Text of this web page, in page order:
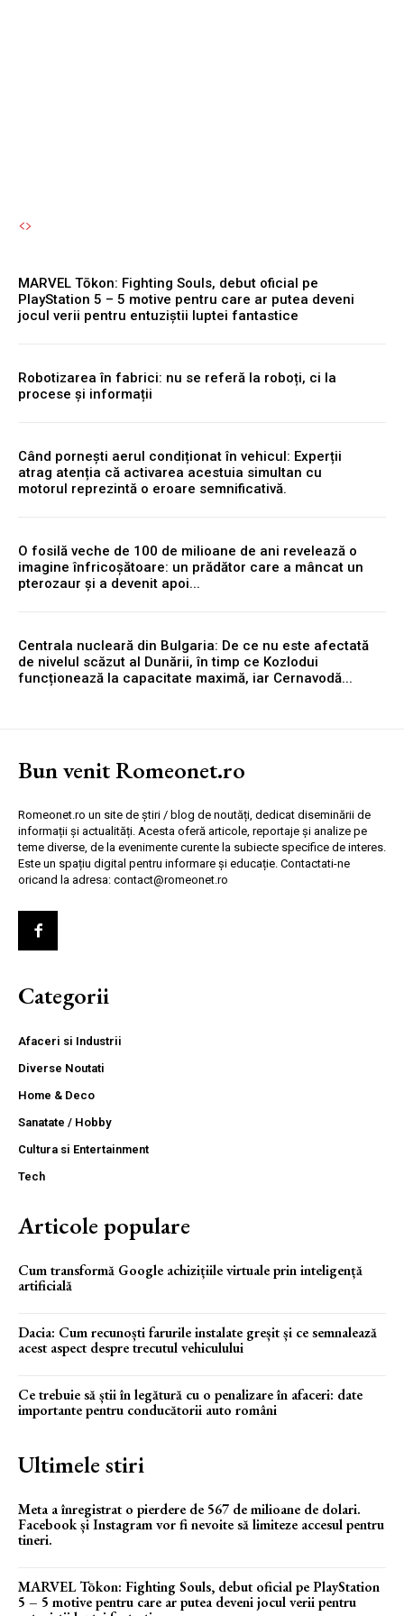
MARVEL Tōkon: Fighting Souls, debut oficial pe
PlayStation 5 – 5 motive pentru care ar putea deveni
jocul verii pentru entuziștii luptei fantastice
Robotizarea în fabrici: nu se referă la roboți, ci la
procese și informații
Când pornești aerul condiționat în vehicul: Experții
atrag atenția că activarea acestuia simultan cu
motorul reprezintă o eroare semnificativă.
O fosilă veche de 100 de milioane de ani revelează o
imagine înfricoșătoare: un prădător care a mâncat un
pterozaur și a devenit apoi...
Centrala nucleară din Bulgaria: De ce nu este afectată
de nivelul scăzut al Dunării, în timp ce Kozlodui
funcționează la capacitate maximă, iar Cernavodă...
Bun venit Romeonet.ro
Romeonet.ro un site de știri / blog de noutăți, dedicat diseminării de
informații și actualități. Acesta oferă articole, reportaje și analize pe
teme diverse, de la evenimente curente la subiecte specifice de interes.
Este un spațiu digital pentru informare și educație. Contactati-ne
oricand la adresa: contact@romeonet.ro
Categorii
Afaceri si Industrii
Diverse Noutati
Home & Deco
Sanatate / Hobby
Cultura si Entertainment
Tech
Articole populare
Cum transformă Google achizițiile virtuale prin inteligență
artificială
Dacia: Cum recunoști farurile instalate greșit și ce semnalează
acest aspect despre trecutul vehiculului
Ce trebuie să știi în legătură cu o penalizare în afaceri: date
importante pentru conducătorii auto români
Ultimele stiri
Meta a înregistrat o pierdere de 567 de milioane de dolari.
Facebook și Instagram vor fi nevoite să limiteze accesul pentru
tineri.
MARVEL Tōkon: Fighting Souls, debut oficial pe PlayStation
5 – 5 motive pentru care ar putea deveni jocul verii pentru